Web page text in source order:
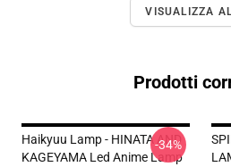
VISUALIZZA
Prodotti
Haikyuu Lamp - HINATA AND
KAGEYAMA Led Anime Lamp
-34%